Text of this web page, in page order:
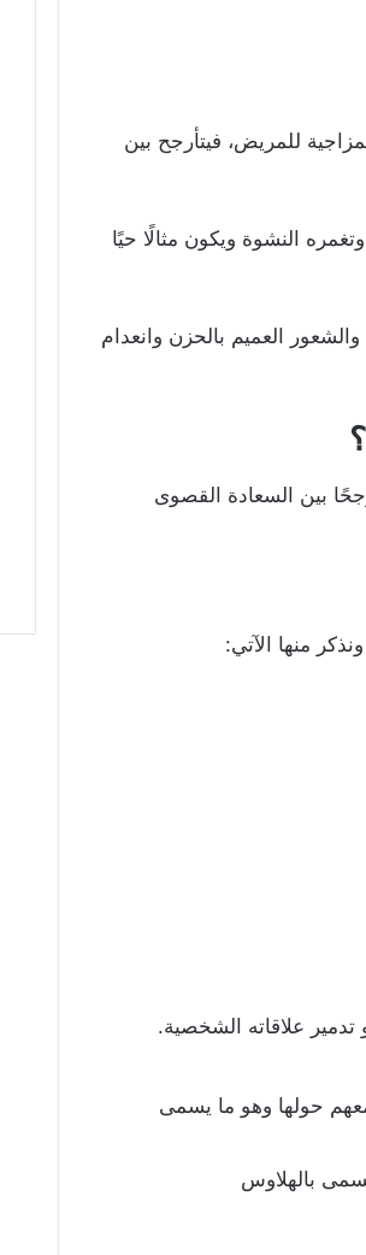
للمريض، فيتأرجح بين
النشوة ويكون مثالًا حيًا
العميم بالحزن وانعدام
بين السعادة القصوى
منها الآتي:
علاقاته الشخصية.
حولها وهو ما يسمى
بالهلاوس